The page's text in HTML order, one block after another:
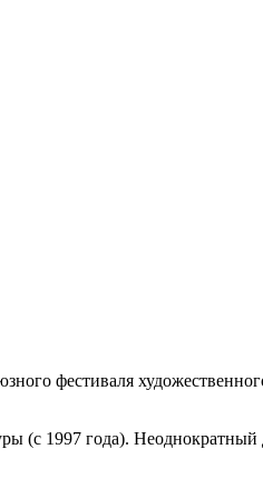
фестиваля
(с 1997 года). Неоднократный